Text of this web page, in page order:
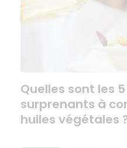
Quelles sont les
surprenants à
huiles végétales